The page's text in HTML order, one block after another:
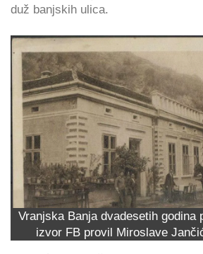
duž banjskih ulica.
Vranjska Banja dvadesetih godina
izvor FB provil Miroslave